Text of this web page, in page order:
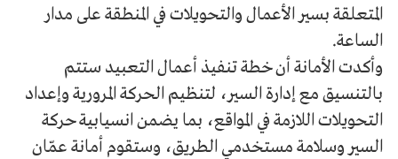
المتعلقة بسير الأعمال والتحويلات في المنطقة على مدار
الساعة.
وأكدت الأمانة أن خطة تنفيذ أعمال التعبيد ستتم
بالتنسيق مع إدارة السير، لتنظيم الحركة المرورية وإعداد
التحويلات اللازمة في المواقع، بما يضمن انسيابية حركة
السير وسلامة مستخدمي الطريق، وستقوم أمانة عمّان